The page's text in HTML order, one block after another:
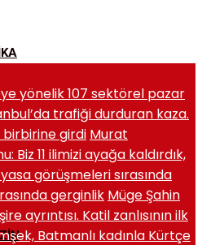
yönelik 107 sektörel pazar
trafiği durduran kaza.
birbirine girdi Murat
Biz 11 ilimizi ayağa kaldırdık,
görüşmeleri sırasında
gerginlik Müge Şahin
ayrıntısı. Katil zanlısının ilk
Batmanlı kadınla Kürtçe